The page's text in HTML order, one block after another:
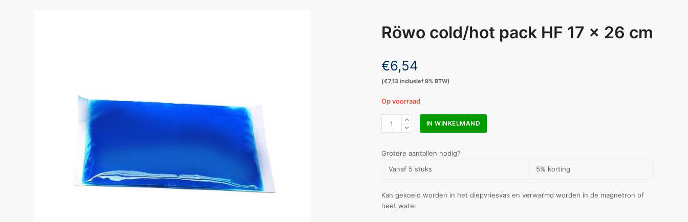
Röwo cold/hot pack HF 17 x 26 cm
€6,54
(€7,13inclusief 9% BTW)
Op voorraad
cold/hot
HF
cm
aantal
IN WINKELMAND
Grotere aantallen nodig?
Vanaf 5 stuks
5% korting
Kan gekoeld worden in het diepvriesvak en verwarmd worden in de magnetron of
heet water.